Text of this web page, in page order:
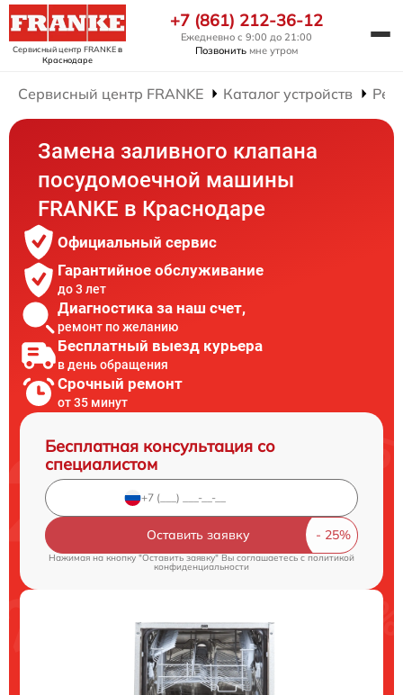
Сервисный центр FRANKEв
Краснодаре
+7 (861) 212-36-12
Ежедневно с 9:00 до 21:00
Позвонить мне утром
Сервисный центр FRANKE Каталог устройств
Замена заливного клапана
посудомоечной машины
FRANKE в Краснодаре
Официальный сервис
Гарантийное обслуживание
до 3 лет
Диагностика за наш счет,
ремонт по желанию
Бесплатный выезд курьера
в день обращения
Срочный ремонт
от 35 минут
Бесплатная консультация со
специалистом
Оставить заявку
Нажимая на кнопку "Оставить заявку" Вы соглашаетесь cполитикой
конфиденциальности